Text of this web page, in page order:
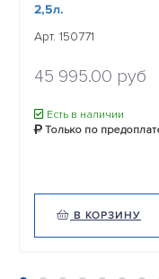
2,5л.
Арт. 150771
45 995.00 руб
Есть в наличии
Только по
В КОРЗИНУ